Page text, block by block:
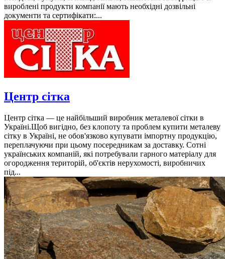
вироблені продукти компанії мають необхідні дозвільні
документи та сертифікати:...
Центр сітка
Центр сітка — це найбільший виробник металевої сітки в
Україні.Щоб вигідно, без клопоту та проблем купити металеву
сітку в Україні, не обов'язково купувати імпортну продукцію,
переплачуючи при цьому посередникам за доставку. Сотні
українських компаній, які потребували гарного матеріалу для
огородження територій, об'єктів нерухомості, виробничих
під...